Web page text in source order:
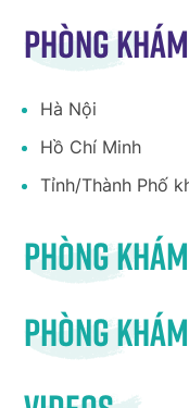
Phòng
Hà Nội
Hồ Chí Minh
Tỉnh/Thành Phố
Phòng
Phòng